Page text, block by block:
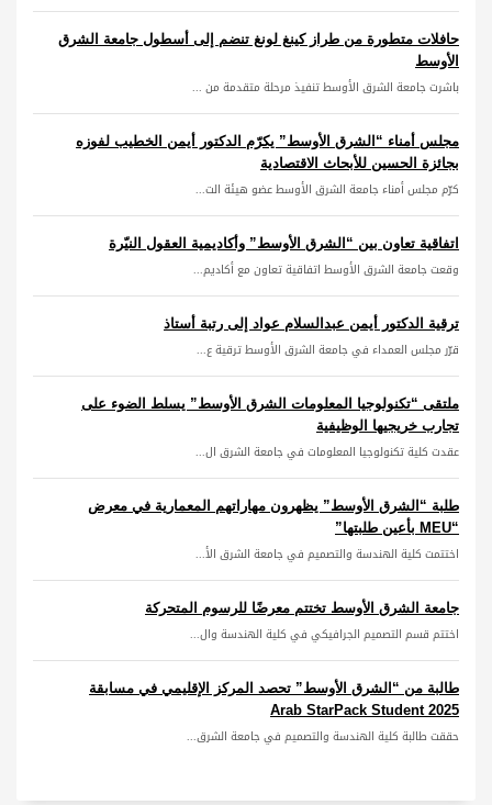
حافلات متطورة من طراز كينغ لونغ تنضم إلى أسطول جامعة الشرق
الأوسط
باشرت جامعة الشرق الأوسط تنفيذ مرحلة متقدمة من ...
مجلس أمناء “الشرق الأوسط” يكرّم الدكتور أيمن الخطيب لفوزه
بجائزة الحسين للأبحاث الاقتصادية
كرّم مجلس أمناء جامعة الشرق الأوسط عضو هيئة الت...
اتفاقية تعاون بين “الشرق الأوسط” وأكاديمية العقول النيّرة
وقعت جامعة الشرق الأوسط اتفاقية تعاون مع أكاديم...
ترقية الدكتور أيمن عبدالسلام عواد إلى رتبة أستاذ
قرّر مجلس العمداء في جامعة الشرق الأوسط ترقية ع...
ملتقى “تكنولوجيا المعلومات الشرق الأوسط” يسلط الضوء على
تجارب خريجيها الوظيفية
عقدت كلية تكنولوجيا المعلومات في جامعة الشرق ال...
طلبة “الشرق الأوسط” يظهرون مهاراتهم المعمارية في معرض
“MEU بأعين طلبتها”
اختتمت كلية الهندسة والتصميم في جامعة الشرق الأ...
جامعة الشرق الأوسط تختتم معرضًا للرسوم المتحركة
اختتم قسم التصميم الجرافيكي في كلية الهندسة وال...
طالبة من “الشرق الأوسط” تحصد المركز الإقليمي في مسابقة
Arab StarPack Student 2025
حققت طالبة كلية الهندسة والتصميم في جامعة الشرق...